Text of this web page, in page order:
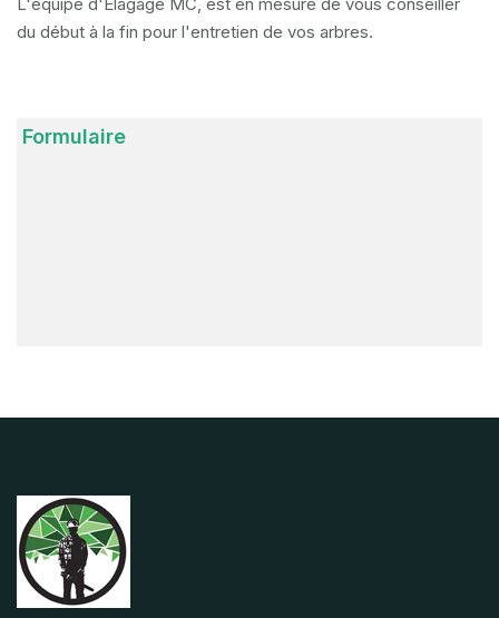
L'équipe d'Élagage MC, est en mesure de vous conseiller
du début à la fin pour l'entretien de vos arbres.
Formulaire